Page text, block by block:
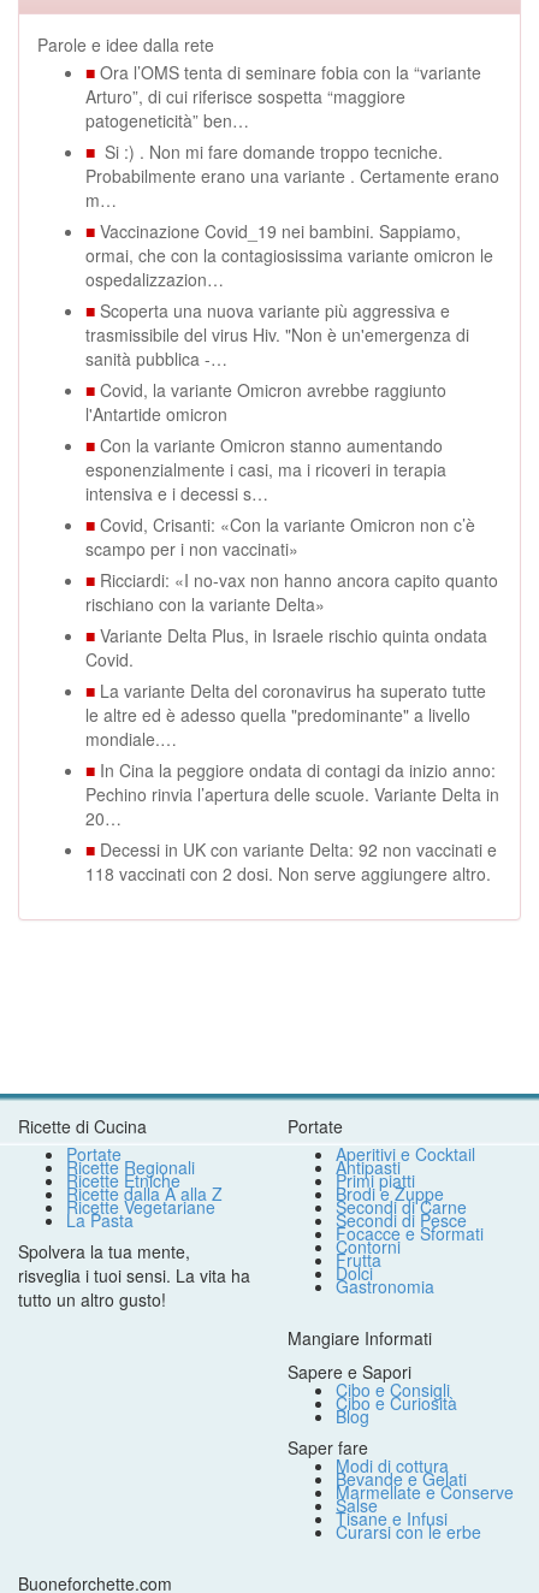
Parole e idee dalla rete
■ Ora l’OMS tenta di seminare fobia con la “variante
Arturo”, di cui riferisce sospetta “maggiore
patogeneticità” ben…
■ Si :) . Non mi fare domande troppo tecniche.
Probabilmente erano una variante . Certamente erano
m…
■ Vaccinazione Covid_19 nei bambini. Sappiamo,
ormai, che con la contagiosissima variante omicron le
ospedalizzazion…
■ Scoperta una nuova variante più aggressiva e
trasmissibile del virus Hiv. "Non è un'emergenza di
sanità pubblica -…
■ Covid, la variante Omicron avrebbe raggiunto
l'Antartide omicron
■ Con la variante Omicron stanno aumentando
esponenzialmente i casi, ma i ricoveri in terapia
intensiva e i decessi s…
■ Covid, Crisanti: «Con la variante Omicron non c’è
scampo per i non vaccinati»
■ Ricciardi: «I no-vax non hanno ancora capito quanto
rischiano con la variante Delta»
■ Variante Delta Plus, in Israele rischio quinta ondata
Covid.
■ La variante Delta del coronavirus ha superato tutte
le altre ed è adesso quella "predominante" a livello
mondiale.…
■ In Cina la peggiore ondata di contagi da inizio anno:
Pechino rinvia l’apertura delle scuole. Variante Delta in
20…
■ Decessi in UK con variante Delta: 92 non vaccinati e
118 vaccinati con 2 dosi. Non serve aggiungere altro.
Ricette di Cucina
Portate
Ricette Regionali
Ricette Etniche
Ricette dalla A alla Z
Ricette Vegetariane
La Pasta
Spolvera la tua mente,
risveglia i tuoi sensi. La vita ha
tutto un altro gusto!
Portate
Aperitivi e Cocktail
Antipasti
Primi piatti
Brodi e Zuppe
Secondi di Carne
Secondi di Pesce
Focacce e Sformati
Contorni
Frutta
Dolci
Gastronomia
Mangiare Informati
Sapere e Sapori
Cibo e Consigli
Cibo e Curiosità
Blog
Saper fare
Modi di cottura
Bevande e Gelati
Marmellate e Conserve
Salse
Tisane e Infusi
Curarsi con le erbe
Buoneforchette.com